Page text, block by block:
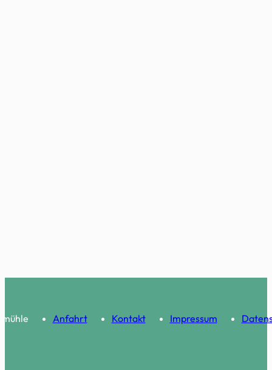
Anfahrt Kontakt Impressum